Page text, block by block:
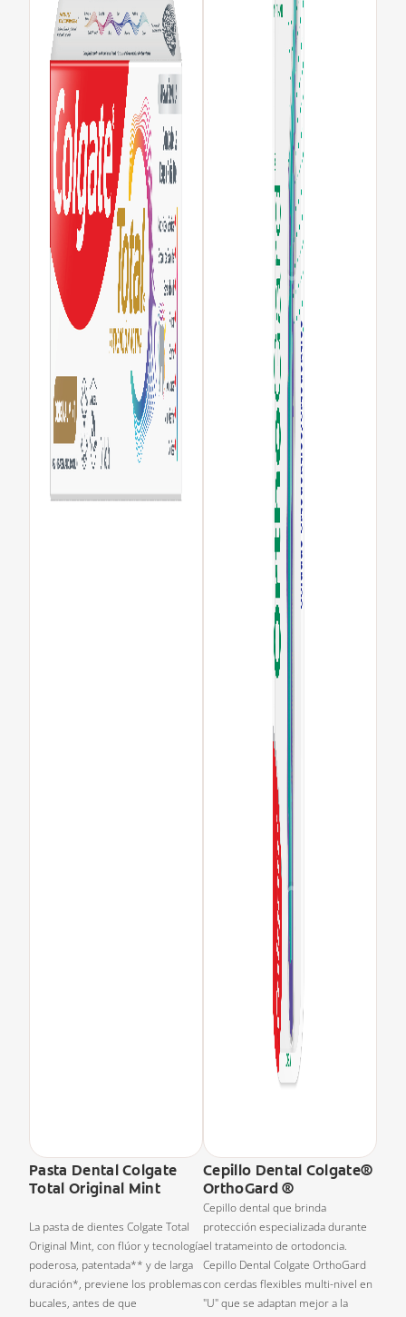
Pasta Dental Colgate
Total Original Mint
La pasta de dientes Colgate Total
Original Mint, con flúor y tecnología
poderosa, patentada** y de larga
duración*, previene los problemas
bucales, antes de que
Cepillo Dental Colgate®
OrthoGard ®
Cepillo dental que brinda
protección especializada durante
el tratameinto de ortodoncia.
Cepillo Dental Colgate OrthoGard
con cerdas flexibles multi-nivel en
"U" que se adaptan mejor a la